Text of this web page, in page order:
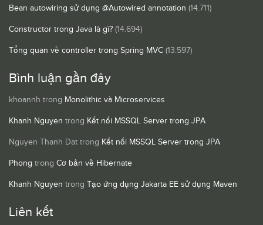
Bean autowiring sử dụng @Autowired annotation (14.711)
Constructor trong Java là gì? (14.694)
Tổng quan về controller trong Spring MVC (13.597)
Bình luận gần đây
khoannh trong Monolithic và Microservices
Khanh Nguyen trong Kết nối MSSQL Server trong JPA
Nguyen Thanh Dat trong Kết nối MSSQL Server trong JPA
Phong trong Cơ bản về Hibernate
Khanh Nguyen trong Tạo ứng dụng Jakarta EE sử dụng Maven
Liên kết